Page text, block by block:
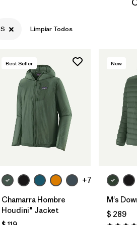
S Limpiar Todos
Best Seller
+7
Chamarra Hombre
Houdini® Jacket
New
M's
$ 289